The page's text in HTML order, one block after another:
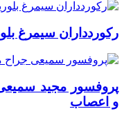
رکوردداران سیمرغ
پروفسور مجید
و اعصاب